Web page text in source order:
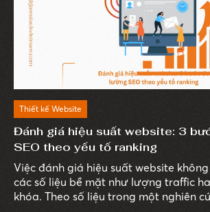
Thiết kế Website
Đánh giá hiệu suất website: 3
SEO theo yếu tố ranking
Việc đánh giá hiệu suất website
các số liệu bề mặt như lượng traffic
khóa. Theo số liệu trong một nghiên